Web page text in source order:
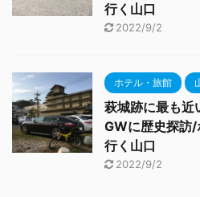
行く山口
2022/9/2
ホテル・旅館
萩城跡に最も
GWに歴史探訪/
行く山口
2022/9/2